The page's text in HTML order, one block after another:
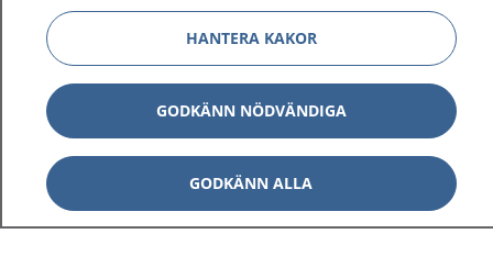
sjukdomar och vilka mottagningar du kan kontakta.
Logga in för att läsa din journal och göra dina
vårdärenden. Ring telefonnummer 1177 för
sjukvårdsrådgivning dygnet runt.
1177 ger dig råd när du vill må bättre.
HANTERA KAKOR
GODKÄNN NÖDVÄNDIGA
GODKÄNN ALLA